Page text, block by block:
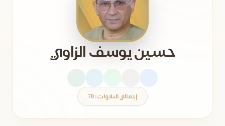
حسين يوسف الزاوي
إجمالي التلاوات: 70